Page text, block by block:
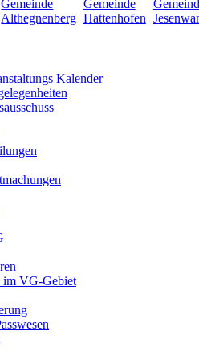
Kalender
im VG-Gebiet